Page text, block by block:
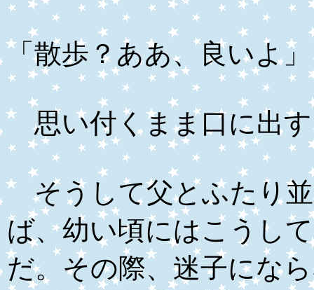
「散歩？ああ、良いよ」
思い付くまま口に出す
そうして父とふたり並
ば、幼い頃にはこうし
だ。その際、迷子にな